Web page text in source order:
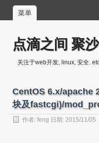
菜单
点滴之间 聚
关注于web开发, linux, 安全.
CentOS 6.x/apache
块及fastcgi)/
作者: feng 日期: 2015/11/05